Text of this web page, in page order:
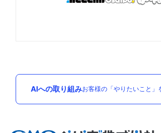
AIへの取り組みお客様の「やりたいこと」